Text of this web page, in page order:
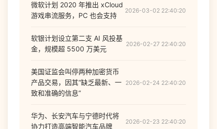
微软计划 2020 年推出 xCloud
游戏串流服务，PC 也会支持
2026-03-02 22:40:20
软银计划设立第二支 AI 风投基
金，规模超 5500 万美元
2026-02-27 22:40:20
美国证监会叫停两种加密货币
产品交易，因其“缺乏最新、一
致和准确的信息”
2026-02-24 22:40:20
华为、长安汽车与宁德时代将
协力打造高端智能汽车品牌
2026-02-23 22:40:20